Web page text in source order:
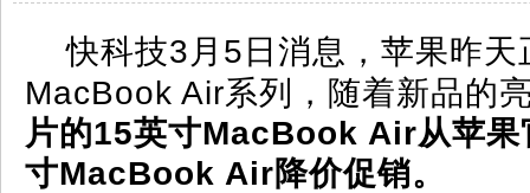
快科技3月5日消息，苹果昨天
MacBook Air系列，随着新品的
片的15英寸MacBook Air从苹果
寸MacBook Air降价促销。